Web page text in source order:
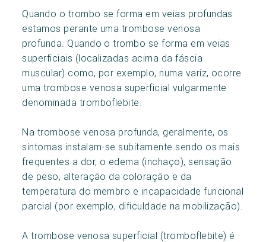
Quando o trombo se forma em veias profundas
estamos perante uma trombose venosa
profunda. Quando o trombo se forma em veias
superficiais (localizadas acima da fáscia
muscular) como, por exemplo, numa variz, ocorre
uma trombose venosa superficial vulgarmente
denominada tromboflebite.
Na trombose venosa profunda, geralmente, os
sintomas instalam-se subitamente sendo os mais
frequentes a dor, o edema (inchaço), sensação
de peso, alteração da coloração e da
temperatura do membro e incapacidade funcional
parcial (por exemplo, dificuldade na mobilização).
A trombose venosa superficial (tromboflebite) é